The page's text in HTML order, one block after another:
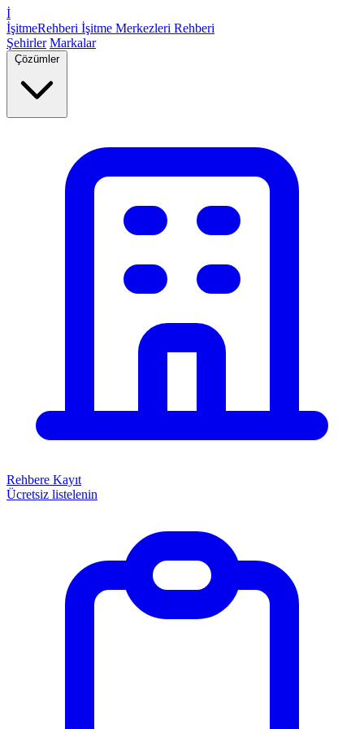
İ
İşitmeRehberi İşitme Merkezleri Rehberi
Şehirler Markalar
Çözümler
Rehbere Kayıt
Ücretsiz listelenin